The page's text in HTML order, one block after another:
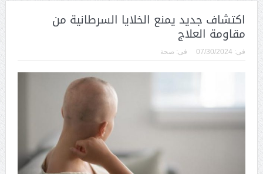
اكتشاف جديد يمنع الخلايا السرطانية من
مقاومة العلاج
فى: 07/30/2024 فى: صحة